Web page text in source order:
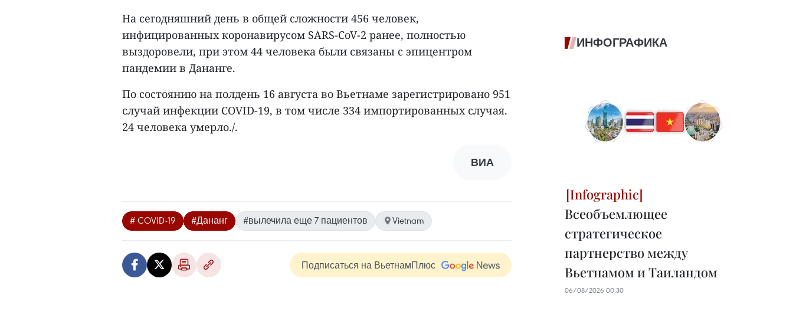
На сегодняшний день в общей сложности 456 человек,
инфицированных коронавирусом SARS-CoV-2 ранее, полностью
выздоровели, при этом 44 человека были связаны с эпицентром
пандемии в Дананге.
По состоянию на полдень 16 августа во Вьетнаме зарегистрировано 951
случай инфекции COVID-19, в том числе 334 импортированных случая.
24 человека умерло./.
ВИА
# COVID-19 #Дананг #вылечила еще 7 пациентов Vietnam
Подписаться на ВьетнамПлюс
ИНФОГРАФИКА
Всеобъемлющее
стратегическое
партнерство между
Вьетнамом и Таиландом
06/08/2026 00:30